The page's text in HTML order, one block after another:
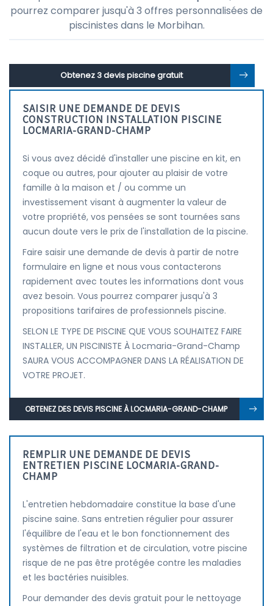
pourrez comparer jusqu'à 3 offres personnalisées de
piscinistes dans le Morbihan.
Obtenez 3 devis piscine gratuit
SAISIR UNE DEMANDE DE DEVIS
CONSTRUCTION INSTALLATION PISCINE
LOCMARIA-GRAND-CHAMP
Si vous avez décidé d'installer une piscine en kit, en
coque ou autres, pour ajouter au plaisir de votre
famille à la maison et / ou comme un
investissement visant à augmenter la valeur de
votre propriété, vos pensées se sont tournées sans
aucun doute vers le prix de l'installation de la piscine.
Faire saisir une demande de devis à partir de notre
formulaire en ligne et nous vous contacterons
rapidement avec toutes les informations dont vous
avez besoin. Vous pourrez comparer jusqu'à 3
propositions tarifaires de professionnels piscine.
SELON LE TYPE DE PISCINE QUE VOUS SOUHAITEZ FAIRE
INSTALLER, UN PISCINISTE À Locmaria-Grand-Champ
SAURA VOUS ACCOMPAGNER DANS LA RÉALISATION DE
VOTRE PROJET.
OBTENEZ DES DEVIS PISCINE À LOCMARIA-GRAND-CHAMP
REMPLIR UNE DEMANDE DE DEVIS
ENTRETIEN PISCINE LOCMARIA-GRAND-
CHAMP
L'entretien hebdomadaire constitue la base d'une
piscine saine. Sans entretien régulier pour assurer
l'équilibre de l'eau et le bon fonctionnement des
systèmes de filtration et de circulation, votre piscine
risque de ne pas être protégée contre les maladies
et les bactéries nuisibles.
Pour demander des devis gratuit pour le nettoyage